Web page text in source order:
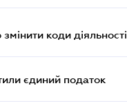
коди діяльності
єдиний податок